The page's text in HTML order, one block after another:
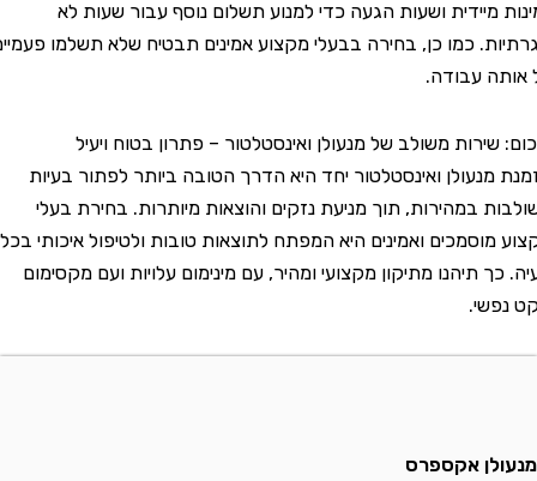
ושעות הגעה כדי למנוע תשלום נוסף עבור שעות לא
כמו כן, בחירה בבעלי מקצוע אמינים תבטיח שלא תשלמו פעמיים
עבודה.
משולב של מנעולן ואינסטלטור – פתרון בטוח ויעיל
ואינסטלטור יחד היא הדרך הטובה ביותר לפתור בעיות
במהירות, תוך מניעת נזקים והוצאות מיותרות. בחירת בעלי
ואמינים היא המפתח לתוצאות טובות ולטיפול איכותי בכל
תיהנו מתיקון מקצועי ומהיר, עם מינימום עלויות ועם מקסימום
אקספרס